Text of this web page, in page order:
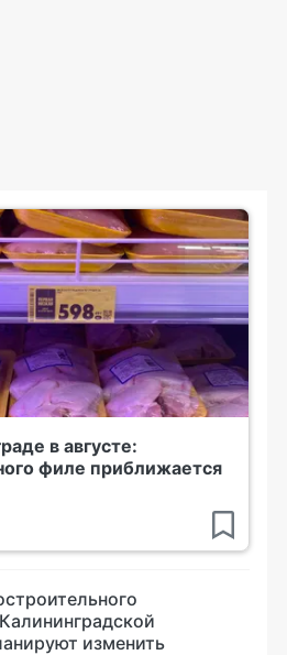
в августе:
филе приближается
изменить